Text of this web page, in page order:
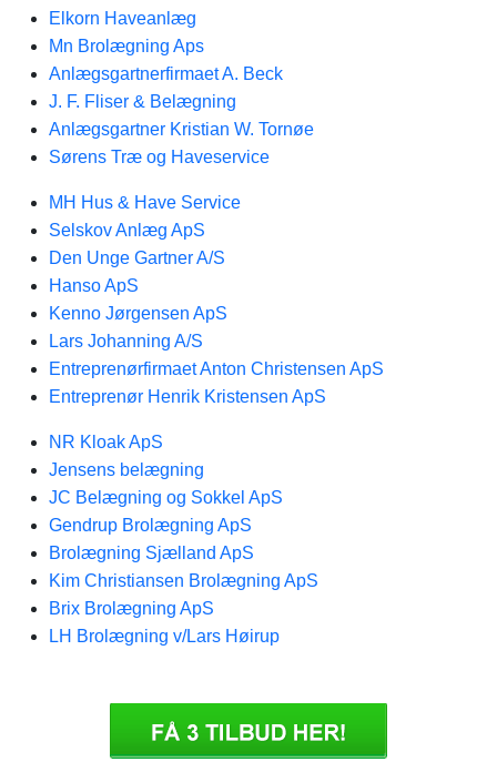
Elkorn Haveanlæg
Mn Brolægning Aps
Anlægsgartnerfirmaet A. Beck
J. F. Fliser & Belægning
Anlægsgartner Kristian W. Tornøe
Sørens Træ og Haveservice
MH Hus & Have Service
Selskov Anlæg ApS
Den Unge Gartner A/S
Hanso ApS
Kenno Jørgensen ApS
Lars Johanning A/S
Entreprenørfirmaet Anton Christensen ApS
Entreprenør Henrik Kristensen ApS
NR Kloak ApS
Jensens belægning
JC Belægning og Sokkel ApS
Gendrup Brolægning ApS
Brolægning Sjælland ApS
Kim Christiansen Brolægning ApS
Brix Brolægning ApS
LH Brolægning v/Lars Høirup